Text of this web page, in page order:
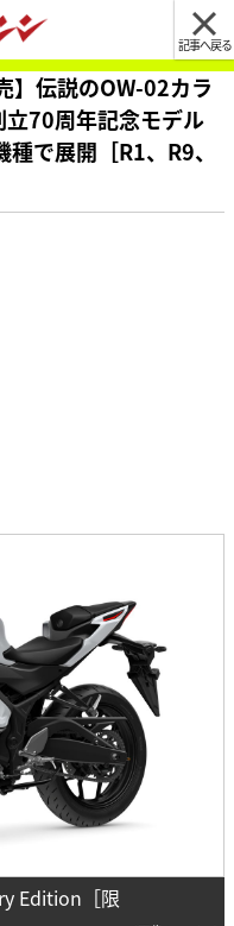
記事へ戻る
伝説のOW-02カラ
立70周年記念モデル
で展開［R1、R9、
Edition［限